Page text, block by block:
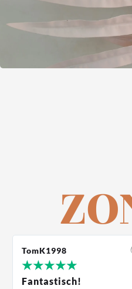
TomK1998
★★★★★
Fantastisch!